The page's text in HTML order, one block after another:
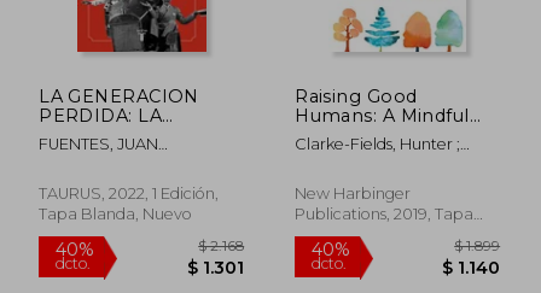
40%
dcto.
$ 2.171
$ 1.303
40%
dcto. $
LA GENERACION
PERDIDA: LA
JUVENTUD DE 19
FUENTES, JUAN
TAURUS, 2022, 1 Edición,
Tapa Blanda, Nuevo
Raising Good
Humans: A Mindful
Guide to Breaking the
Cycle of Reactive
Kind, Confident Kids
(en Inglés)
Clarke-Fields, Hunter ;
New Harbinger
Publications, 2019, Tapa
Blanda, Nuevo